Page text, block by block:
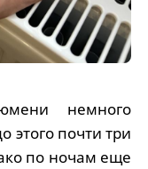
немного
этого почти три
по ночам еще